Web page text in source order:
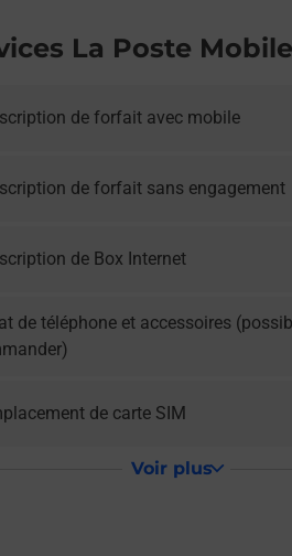
La Poste Mobile
de forfait avec mobile
de forfait sans engagement
de Box Internet
de téléphone et accessoires
de carte SIM
Voir plus